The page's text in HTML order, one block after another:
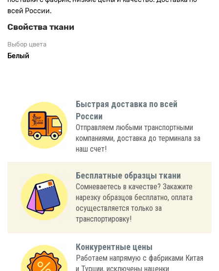
всей России.
Свойства ткани
Выбор цвета
Белый
Быстрая доставка по всей
России
Отправляем любыми транспортными
компаниями, доставка до терминала за
наш счет!
Бесплатные образцы ткани
Сомневаетесь в качестве? Закажите
нарезку образцов бесплатно, оплата
осуществляется только за
транспортировку!
Конкурентные цены
Работаем напрямую с фабриками Китая
и Турции, исключены наценки